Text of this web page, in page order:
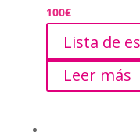
100€
Lista de
Leer más